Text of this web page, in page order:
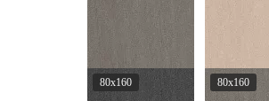
80x160 80x160